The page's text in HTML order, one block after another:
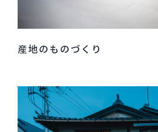
産地のものづくり